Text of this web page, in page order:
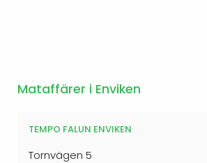
Mataffärer i Enviken
TEMPO FALUN ENVIKEN
Tornvägen 5